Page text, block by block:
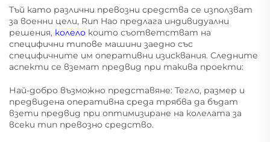
Тъй като различни превозни средства се използват
за военни цели, Run Hao предлага индивидуални
решения, колело които съответстват на
специфични типове машини заедно със
специфичните им оперативни изисквания. Следните
аспекти се вземат предвид при такива проекти:
Най-добро възможно представяне: Тегло, размер и
предвидена оперативна среда трябва да бъдат
взети предвид при оптимизиране на колелата за
всеки тип превозно средство.